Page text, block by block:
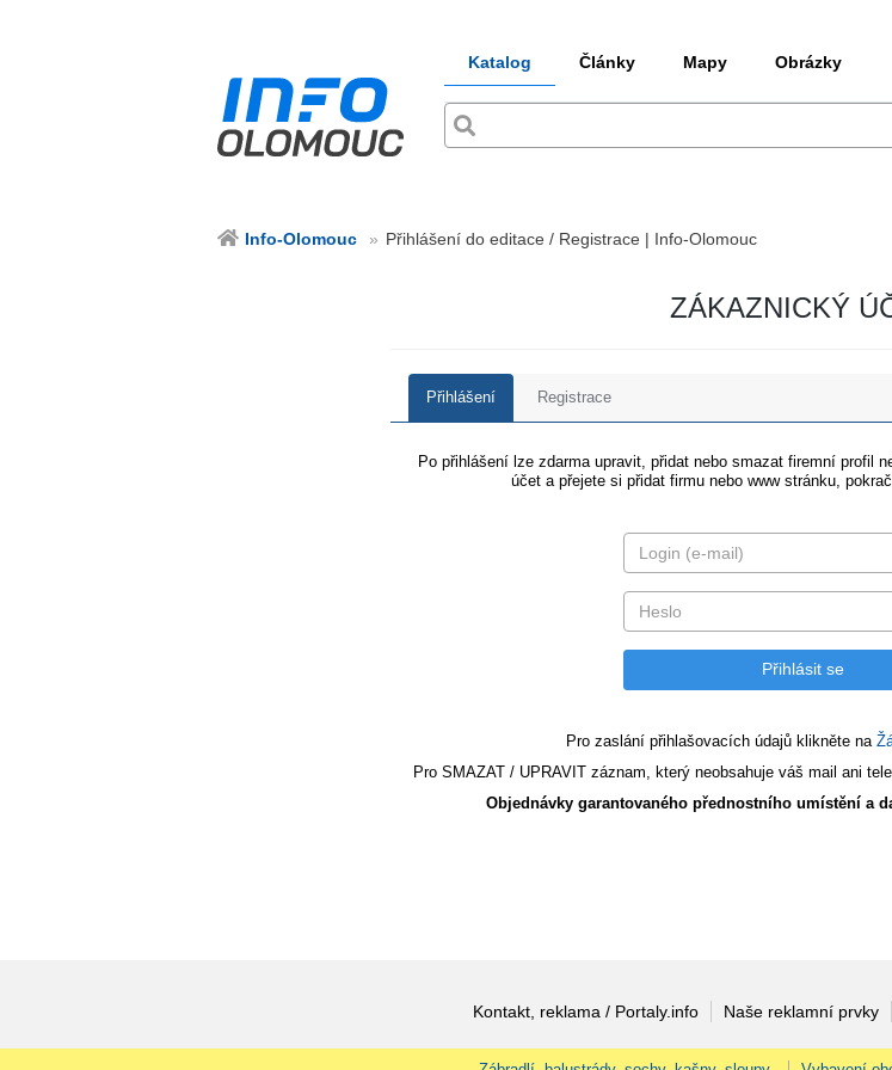
Katalog Články Mapy Obrázky
Info-Olomouc Přihlášení do editace / Registrace | Info-Olomouc
ZÁKAZNICKÝ
Přihlášení Registrace
Po přihlášení lze zdarma upravit, přidat nebo smazat firemní profil
účet a přejete si přidat firmu nebo www stránku,
Pro zaslání přihlašovacích údajů klikněte na
Pro SMAZAT / UPRAVIT záznam, který neobsahuje váš mail ani
Objednávky garantovaného přednostního umístění a
Kontakt, reklama / Portaly.info Naše reklamní prvky